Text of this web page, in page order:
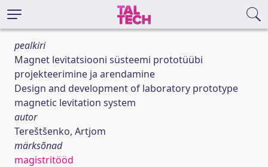
pealkiri
Magnet levitatsiooni süsteemi prototüübi
projekteerimine ja arendamine
Design and development of laboratory prototype
magnetic levitation system
autor
Tereštšenko, Artjom
märksõnad
magistritööd